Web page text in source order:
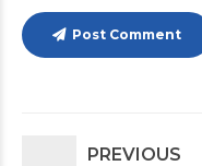
Post Comment
PREVIOUS